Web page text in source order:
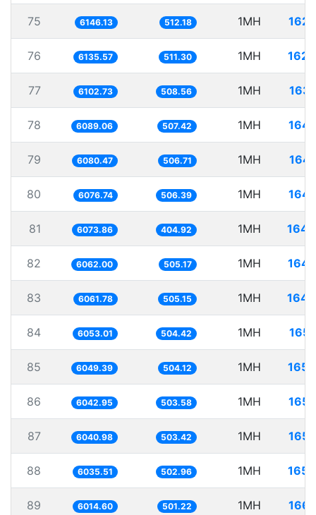
75 6146.13 512.18 1MH
76 6135.57 511.30 1MH
77 6102.73 508.56 1MH
78 6089.06 507.42 1MH
79 6080.47 506.71 1MH
80 6076.74 506.39 1MH
81 6073.86 404.92 1MH
82 6062.00 505.17 1MH
83 6061.78 505.15 1MH
84 6053.01 504.42 1MH
85 6049.39 504.12 1MH
86 6042.95 503.58 1MH
87 6040.98 503.42 1MH
88 6035.51 502.96 1MH
89 6014.60 501.22 1MH